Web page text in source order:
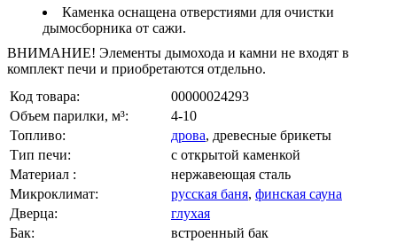
Каменка оснащена отверстиями для очистки
дымосборника от сажи.
ВНИМАНИЕ! Элементы дымохода и камни не входят в
комплект печи и приобретаются отдельно.
Код товара:
00000024293
Объем парилки, м³:
4-10
Топливо:
дрова, древесные брикеты
Тип печи:
с открытой каменкой
Материал :
нержавеющая сталь
Микроклимат:
русская баня, финская сауна
Дверца:
глухая
Бак:
встроенный бак